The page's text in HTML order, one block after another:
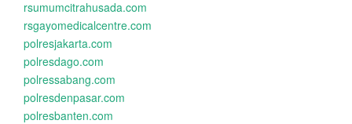
rsumumcitrahusada.com
rsgayomedicalcentre.com
polresjakarta.com
polresdago.com
polressabang.com
polresdenpasar.com
polresbanten.com